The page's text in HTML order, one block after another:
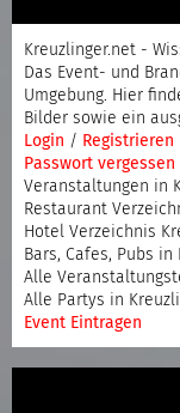
Kreuzlinger.net -
Das Event- und
Umgebung. Hier
Bilder sowie ein
Login / Registrieren
Passwort vergessen
Veranstaltungen in
Restaurant
Hotel Verzeichnis
Bars, Cafes, Pubs in
Alle
Alle Partys in
Event Eintragen